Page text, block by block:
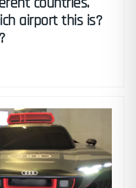
airport this is?